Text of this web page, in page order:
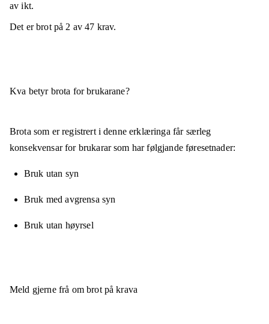
av ikt.
Det er brot på2 av47 krav.
Kva betyr brota for brukarane?
Brota som er registrert i denne erklæringa får særleg
konsekvensar for brukarar som har følgjande føresetnader:
Bruk utan syn
Bruk med avgrensa syn
Bruk utan høyrsel
Meld gjerne frå om brot på krava